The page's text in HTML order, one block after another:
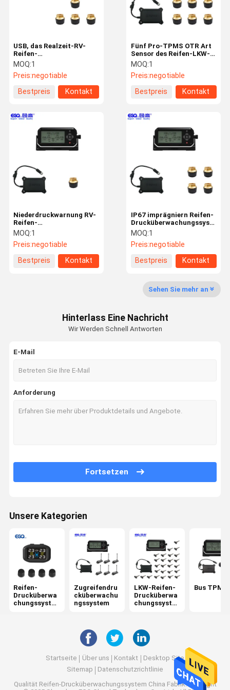
Qualitätskon
Treten Sie
Fordern Sie
Reifen-Drucküberwachungssystem
Zugreifendrucküberwachungssystem
LKW-Reifen-Drucküberwachungssystem
6 Reifen-Drucküberwachungssystem
Motorrad TPMS
Fahrrad TPMS
Solarreifen-Drucküberwachungssystem
Rv-Reifen-Drucküberwachungssystem
TPMS-Lösungen
Fünf Pro-TPMS OTR Art
Sensor des Reifen-LKW-
Druck-für RV-Anhänger-
Auto
MOQ:1
Preis:negotiable
Bestpreis
Kontakt
USB, das Realzeit-RV-
Reifen-
Drucküberwachungssystem
auflädt
MOQ:1
Preis:negotiable
Bestpreis
Kontakt
IP67 imprägniern Reifen-
Drucküberwachungssystem
433,92 MHZ RV
MOQ:1
Preis:negotiable
Bestpreis
Kontakt
Niederdruckwarnung RV-
Reifen-
Drucküberwachungssystem
MOQ:1
Preis:negotiable
Bestpreis
Kontakt
Sehen Sie mehr an
Hinterlass Eine Nachricht
Wir Werden Schnell Antworten
E-Mail
Anforderung
Fortsetzen
Unsere Kategorien
Reifen-
Drucküberwa
chungssyste
Zugreifendru
cküberwachu
ngssystem
LKW-Reifen-
Drucküberwa
chungssyste
Bus TPMS
Startseite Über uns Kontakt
Desktop Site
Sitemap
Datenschutzrichtlinie
Qualität Reifen-Drucküberwachungssystem China Fabrik.Copyright